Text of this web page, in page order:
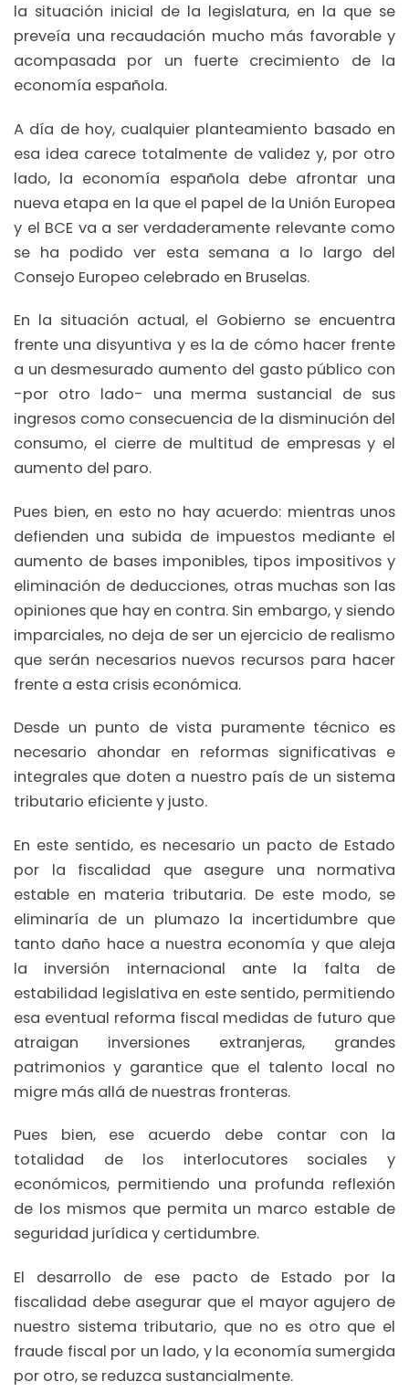
la situación inicial de la legislatura, en la que se
preveía una recaudación mucho más favorable y
acompasada por un fuerte crecimiento de la
economía española.
A día de hoy, cualquier planteamiento basado en
esa idea carece totalmente de validez y, por otro
lado, la economía española debe afrontar una
nueva etapa en la que el papel de la Unión Europea
y el BCE va a ser verdaderamente relevante como
se ha podido ver esta semana a lo largo del
Consejo Europeo celebrado en Bruselas.
En la situación actual, el Gobierno se encuentra
frente una disyuntiva y es la de cómo hacer frente
a un desmesurado aumento del gasto público con
-por otro lado- una merma sustancial de sus
ingresos como consecuencia de la disminución del
consumo, el cierre de multitud de empresas y el
aumento del paro.
Pues bien, en esto no hay acuerdo: mientras unos
defienden una subida de impuestos mediante el
aumento de bases imponibles, tipos impositivos y
eliminación de deducciones, otras muchas son las
opiniones que hay en contra. Sin embargo, y siendo
imparciales, no deja de ser un ejercicio de realismo
que serán necesarios nuevos recursos para hacer
frente a esta crisis económica.
Desde un punto de vista puramente técnico es
necesario ahondar en reformas significativas e
integrales que doten a nuestro país de un sistema
tributario eficiente y justo.
En este sentido, es necesario un pacto de Estado
por la fiscalidad que asegure una normativa
estable en materia tributaria. De este modo, se
eliminaría de un plumazo la incertidumbre que
tanto daño hace a nuestra economía y que aleja
la inversión internacional ante la falta de
estabilidad legislativa en este sentido, permitiendo
esa eventual reforma fiscal medidas de futuro que
atraigan inversiones extranjeras, grandes
patrimonios y garantice que el talento local no
migre más allá de nuestras fronteras.
Pues bien, ese acuerdo debe contar con la
totalidad de los interlocutores sociales y
económicos, permitiendo una profunda reflexión
de los mismos que permita un marco estable de
seguridad jurídica y certidumbre.
El desarrollo de ese pacto de Estado por la
fiscalidad debe asegurar que el mayor agujero de
nuestro sistema tributario, que no es otro que el
fraude fiscal por un lado, y la economía sumergida
por otro, se reduzca sustancialmente.